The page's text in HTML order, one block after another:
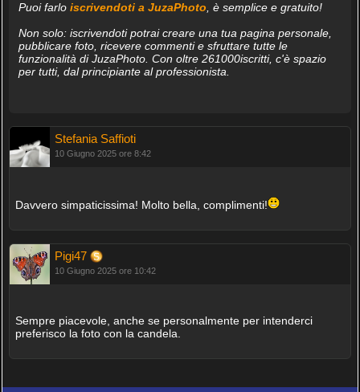
Puoi farlo iscrivendoti a JuzaPhoto, è semplice e gratuito!
Non solo: iscrivendoti potrai creare una tua pagina personale,
pubblicare foto, ricevere commenti e sfruttare tutte le
funzionalità di JuzaPhoto. Con oltre 261000iscritti, c'è spazio
per tutti, dal principiante al professionista.
Stefania Saffioti
10 Giugno 2025 ore 8:42
Davvero simpaticissima! Molto bella, complimenti!
Pigi47
10 Giugno 2025 ore 10:42
Sempre piacevole, anche se personalmente per intenderci
preferisco la foto con la candela.